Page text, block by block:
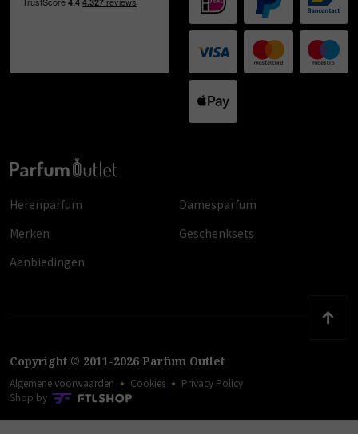
Herenparfum
Damesparfum
Merken
Geschenksets
Aanbiedingen
Copyright © 2011-2026 Parfum Outlet
Algemene voorwaarden Cookies
Privacy Policy
Shop by